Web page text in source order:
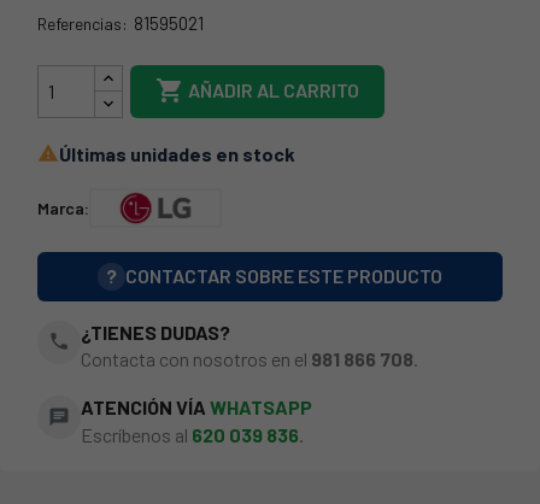
Referencias: 81595021
RM-GT1054
 AÑADIR AL CARRITO
Últimas unidades en stock
Marca:
? CONTACTAR SOBRE ESTE PRODUCTO
phone
¿TIENES DUDAS?
Contacta con nosotros en el 981 866 708.
chat ATENCIÓN VÍA WHATSAPP
Escríbenos al 620 039 836